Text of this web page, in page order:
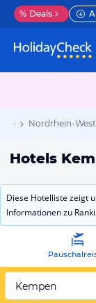
% Deals
Nordrhein-
Hotels
Diese Hotelliste zeigt
Informationen zu
Kempen